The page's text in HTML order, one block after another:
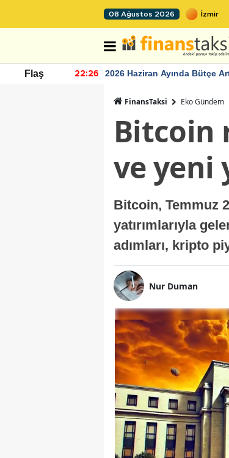
08 Ağustos 2026
Flaş 22:26
2026 Haziran Ayında Bütçe
FinansTaksi Eko Gündem
Bitcoin
ve yeni
Bitcoin, Temmuz
yatırımlarıyla
adımları, kripto
Nur Duman